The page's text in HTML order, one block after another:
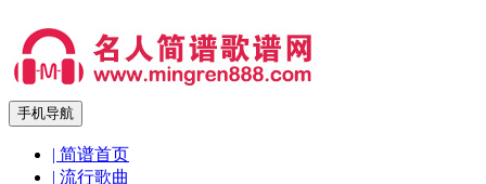
手机导航
| 简谱首页
| 流行歌曲